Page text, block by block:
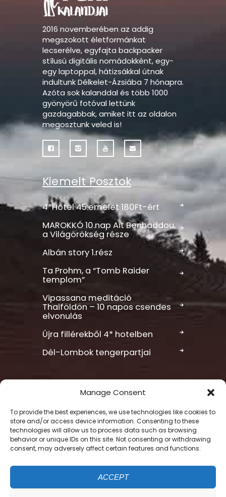
Manage Consent
To provide the best experiences, we use technologies like cookies to
store and/or access device information. Consenting to these
technologies will allow us to process data such as browsing
behavior or unique IDs on this site. Not consenting or withdrawing
consent, may adversely affect certain features and functions.
ACCEPT
2016 novemberében az addig
megszokott életformánkat
lecserélve, egyfajta backpacker
stílusú digitális nomádokként, egy-
egy laptoppal, hátizsákkal útnak
indultunk Délkelet-Ázsiába 7 hónapra.
Azóta sok kalanddal és több 1000
gyönyörű fotóval lettünk
gazdagabbak, amiket itt az oldalon
megosztunk veled is!
Kiemelt Posztok
4*Hotel 45.emelet 180Ft-ért
MAROKKÓ 10.nap Aït Benhaddou,
a Világörökség része
Albán story 1.rész
Ta Prohm, a “Tomb Raider
templom”
Vipassana meditáció
Thaiföldön – 10 napos csendes
elvonulás
Újra fillérekből 4* hotelben
Dél-Lombok tengerpartjai
Felhasználási feltételek
Sütik kezelése
Így kezeljük adataid